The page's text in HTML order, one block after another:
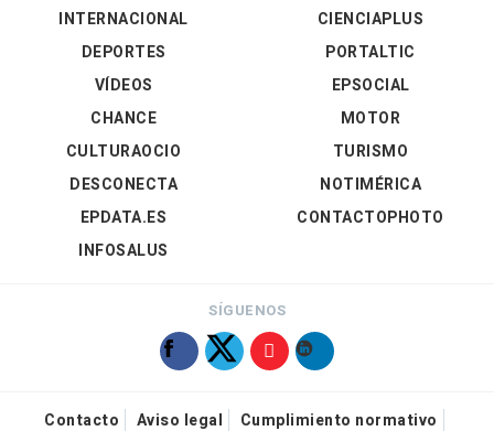
INTERNACIONAL
DEPORTES
VÍDEOS
CIENCIAPLUS
PORTALTIC
EPSOCIAL
CHANCE
CULTURAOCIO
DESCONECTA
EPDATA.ES
INFOSALUS
MOTOR
TURISMO
NOTIMÉRICA
CONTACTOPHOTO
SÍGUENOS
Contacto Aviso legal Cumplimiento normativo